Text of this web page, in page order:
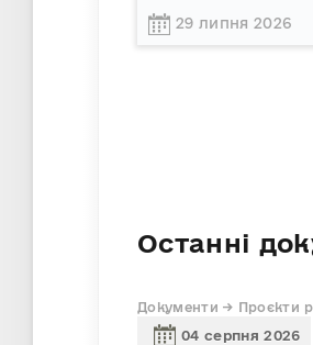
29 липня 2026
Останні
Документи → Проєкти
04 серпня 2026